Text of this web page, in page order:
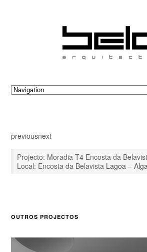
previousnext
Projecto: Moradia T4 Encosta da
Local: Encosta da Belavista Lagoa –
OUTROS PROJECTOS